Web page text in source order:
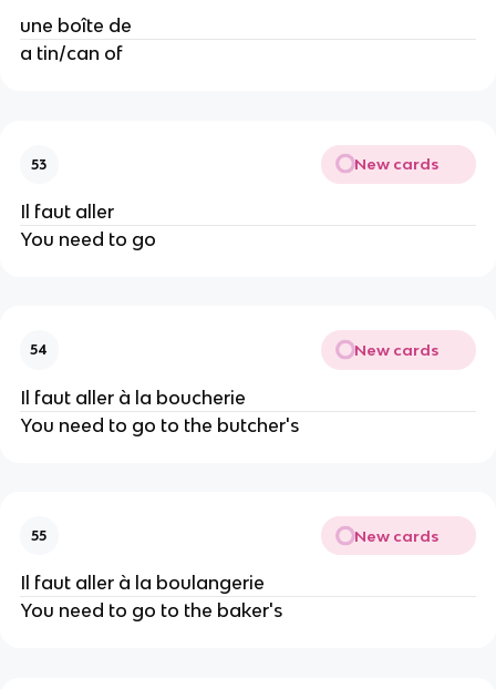
une boîte de
a tin/can of
53 New cards
Il faut aller
You need to go
54 New cards
Il faut aller à la boucherie
You need to go to the butcher's
55 New cards
Il faut aller à la boulangerie
You need to go to the baker's